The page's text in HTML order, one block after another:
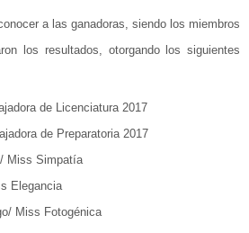
a las ganadoras, siendo los miembros
los resultados, otorgando los siguientes
de Licenciatura 2017
de Preparatoria 2017
Miss Simpatía
Elegancia
Miss Fotogénica